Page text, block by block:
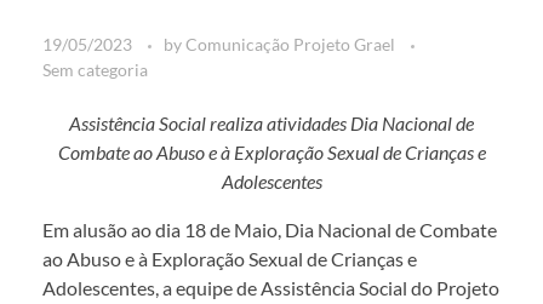
19/05/2023 byComunicação Projeto Grael
Sem categoria
Assistência Social realiza atividades Dia Nacional de
Combate ao Abuso e à Exploração Sexual de Crianças e
Adolescentes
Em alusão ao dia 18 de Maio, Dia Nacional de Combate
ao Abuso e à Exploração Sexual de Crianças e
Adolescentes, a equipe de Assistência Social do Projeto